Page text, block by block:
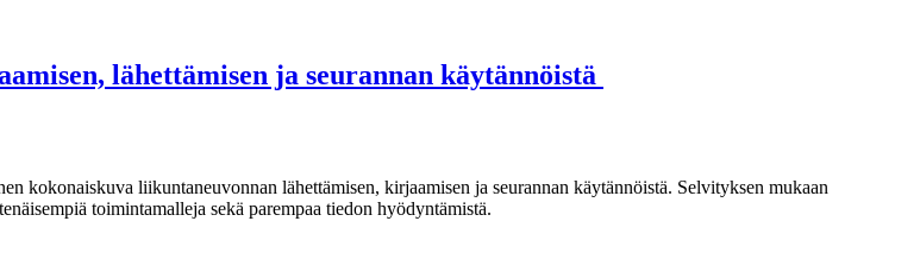
lähettämisen ja seurannan käytännöistä
kokonaiskuva liikuntaneuvonnan lähettämisen, kirjaamisen ja seurannan käytännöistä. Selvityksen mukaan
toimintamalleja sekä parempaa tiedon hyödyntämistä.